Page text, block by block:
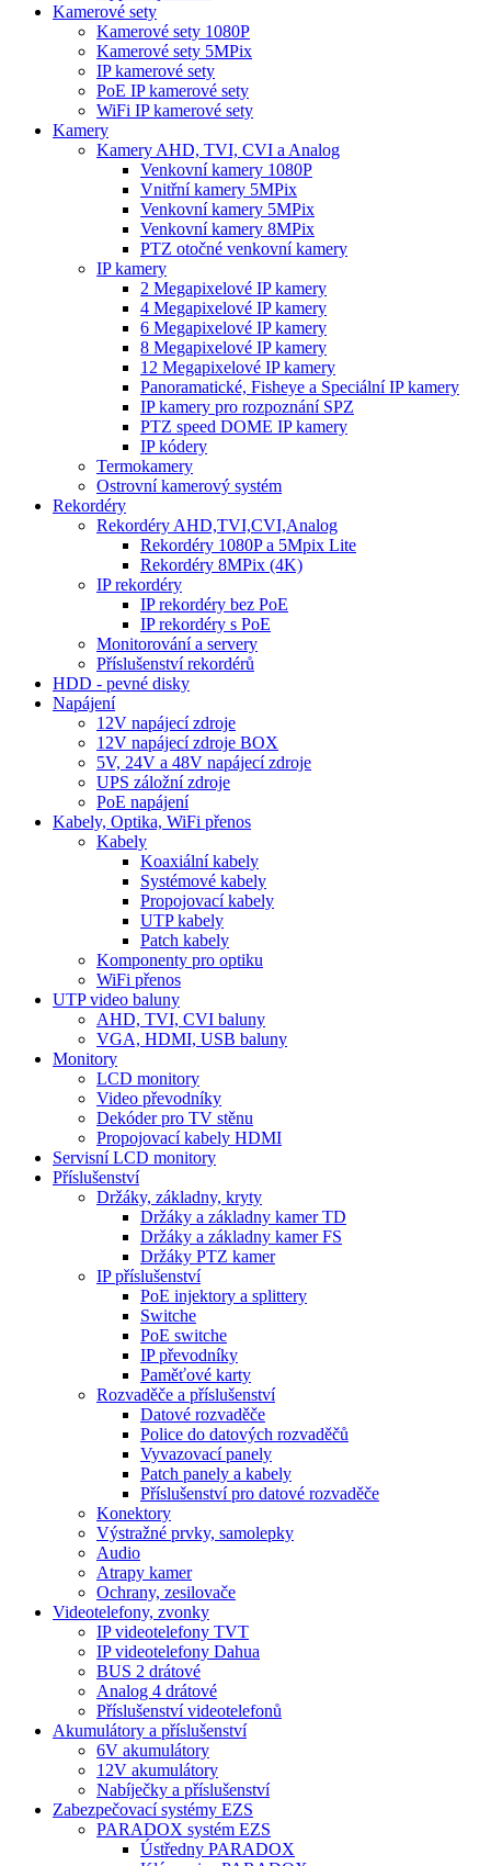
Kamerové sety
Kamerové sety 1080P
Kamerové sety 5MPix
IP kamerové sety
PoE IP kamerové sety
WiFi IP kamerové sety
Kamery
Kamery AHD, TVI, CVI a Analog
Venkovní kamery 1080P
Vnitřní kamery 5MPix
Venkovní kamery 5MPix
Venkovní kamery 8MPix
PTZ otočné venkovní kamery
IP kamery
2 Megapixelové IP kamery
4 Megapixelové IP kamery
6 Megapixelové IP kamery
8 Megapixelové IP kamery
12 Megapixelové IP kamery
Panoramatické, Fisheye a Speciální IP kamery
IP kamery pro rozpoznání SPZ
PTZ speed DOME IP kamery
IP kódery
Termokamery
Ostrovní kamerový systém
Rekordéry
Rekordéry AHD,TVI,CVI,Analog
Rekordéry 1080P a 5Mpix Lite
Rekordéry 8MPix (4K)
IP rekordéry
IP rekordéry bez PoE
IP rekordéry s PoE
Monitorování a servery
Příslušenství rekordérů
HDD - pevné disky
Napájení
12V napájecí zdroje
12V napájecí zdroje BOX
5V, 24V a 48V napájecí zdroje
UPS záložní zdroje
PoE napájení
Kabely, Optika, WiFi přenos
Kabely
Koaxiální kabely
Systémové kabely
Propojovací kabely
UTP kabely
Patch kabely
Komponenty pro optiku
WiFi přenos
UTP video baluny
AHD, TVI, CVI baluny
VGA, HDMI, USB baluny
Monitory
LCD monitory
Video převodníky
Dekóder pro TV stěnu
Propojovací kabely HDMI
Servisní LCD monitory
Příslušenství
Držáky, základny, kryty
Držáky a základny kamer TD
Držáky a základny kamer FS
Držáky PTZ kamer
IP příslušenství
PoE injektory a splittery
Switche
PoE switche
IP převodníky
Paměťové karty
Rozvaděče a příslušenství
Datové rozvaděče
Police do datových rozvaděčů
Vyvazovací panely
Patch panely a kabely
Příslušenství pro datové rozvaděče
Konektory
Výstražné prvky, samolepky
Audio
Atrapy kamer
Ochrany, zesilovače
Videotelefony, zvonky
IP videotelefony TVT
IP videotelefony Dahua
BUS 2 drátové
Analog 4 drátové
Příslušenství videotelefonů
Akumulátory a příslušenství
6V akumulátory
12V akumulátory
Nabíječky a příslušenství
Zabezpečovací systémy EZS
PARADOX systém EZS
Ústředny PARADOX